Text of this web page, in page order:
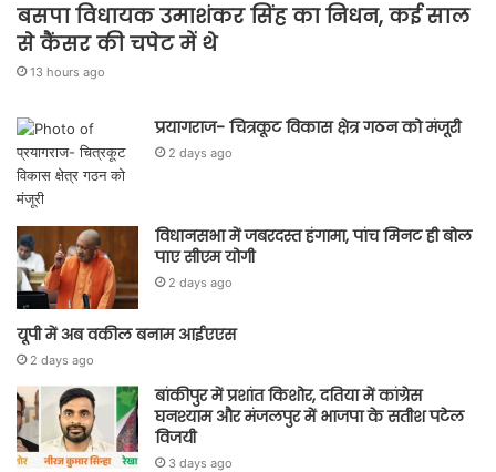
बसपा विधायक उमाशंकर सिंह का निधन, कई साल
से कैंसर की चपेट में थे
13 hours ago
प्रयागराज- चित्रकूट विकास क्षेत्र गठन को मंजूरी
2 days ago
विधानसभा में जबरदस्त हंगामा, पांच मिनट ही बोल
पाए सीएम योगी
2 days ago
यूपी में अब वकील बनाम आईएएस
2 days ago
बांकीपुर में प्रशांत किशोर, दतिया में कांग्रेस
घनश्याम और मंजलपुर में भाजपा के सतीश पटेल
विजयी
3 days ago